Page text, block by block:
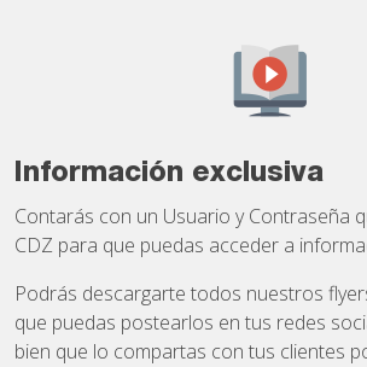
Información exclusiva
Contarás con un Usuario y Contraseña
CDZ para que puedas acceder a
Podrás descargarte todos nuestros
que puedas postearlos en tus redes
bien que lo compartas con tus clientes